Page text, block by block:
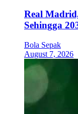
Real
Sehingga
Bola Sepak
August 7, 2026